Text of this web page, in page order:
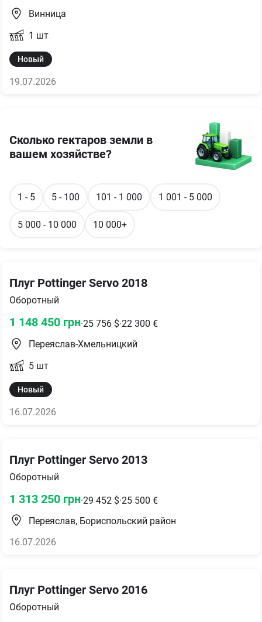
Винница
1 шт
Новый
19.07.2026
Плуг Pottinger Servo 2018
Оборотный
1 148 450 грн·25 756 $·22 300 €
Переяслав-Хмельницкий
5 шт
Новый
16.07.2026
Плуг Pottinger Servo 2013
Оборотный
1 313 250 грн·29 452 $·25 500 €
Переяслав, Бориспольский район
16.07.2026
Плуг Pottinger Servo 2016
Оборотный
Сколько гектаров земли в
вашем хозяйстве?
1 - 5 5 - 100 101 - 1 000 1 001 - 5 000
5 000 - 10 000 10 000+